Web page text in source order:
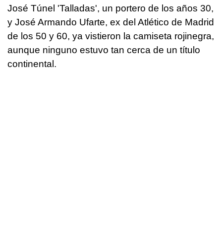
José Túnel 'Talladas', un portero de los años 30,
y José Armando Ufarte, ex del Atlético de Madrid
de los 50 y 60, ya vistieron la camiseta rojinegra,
aunque ninguno estuvo tan cerca de un título
continental.